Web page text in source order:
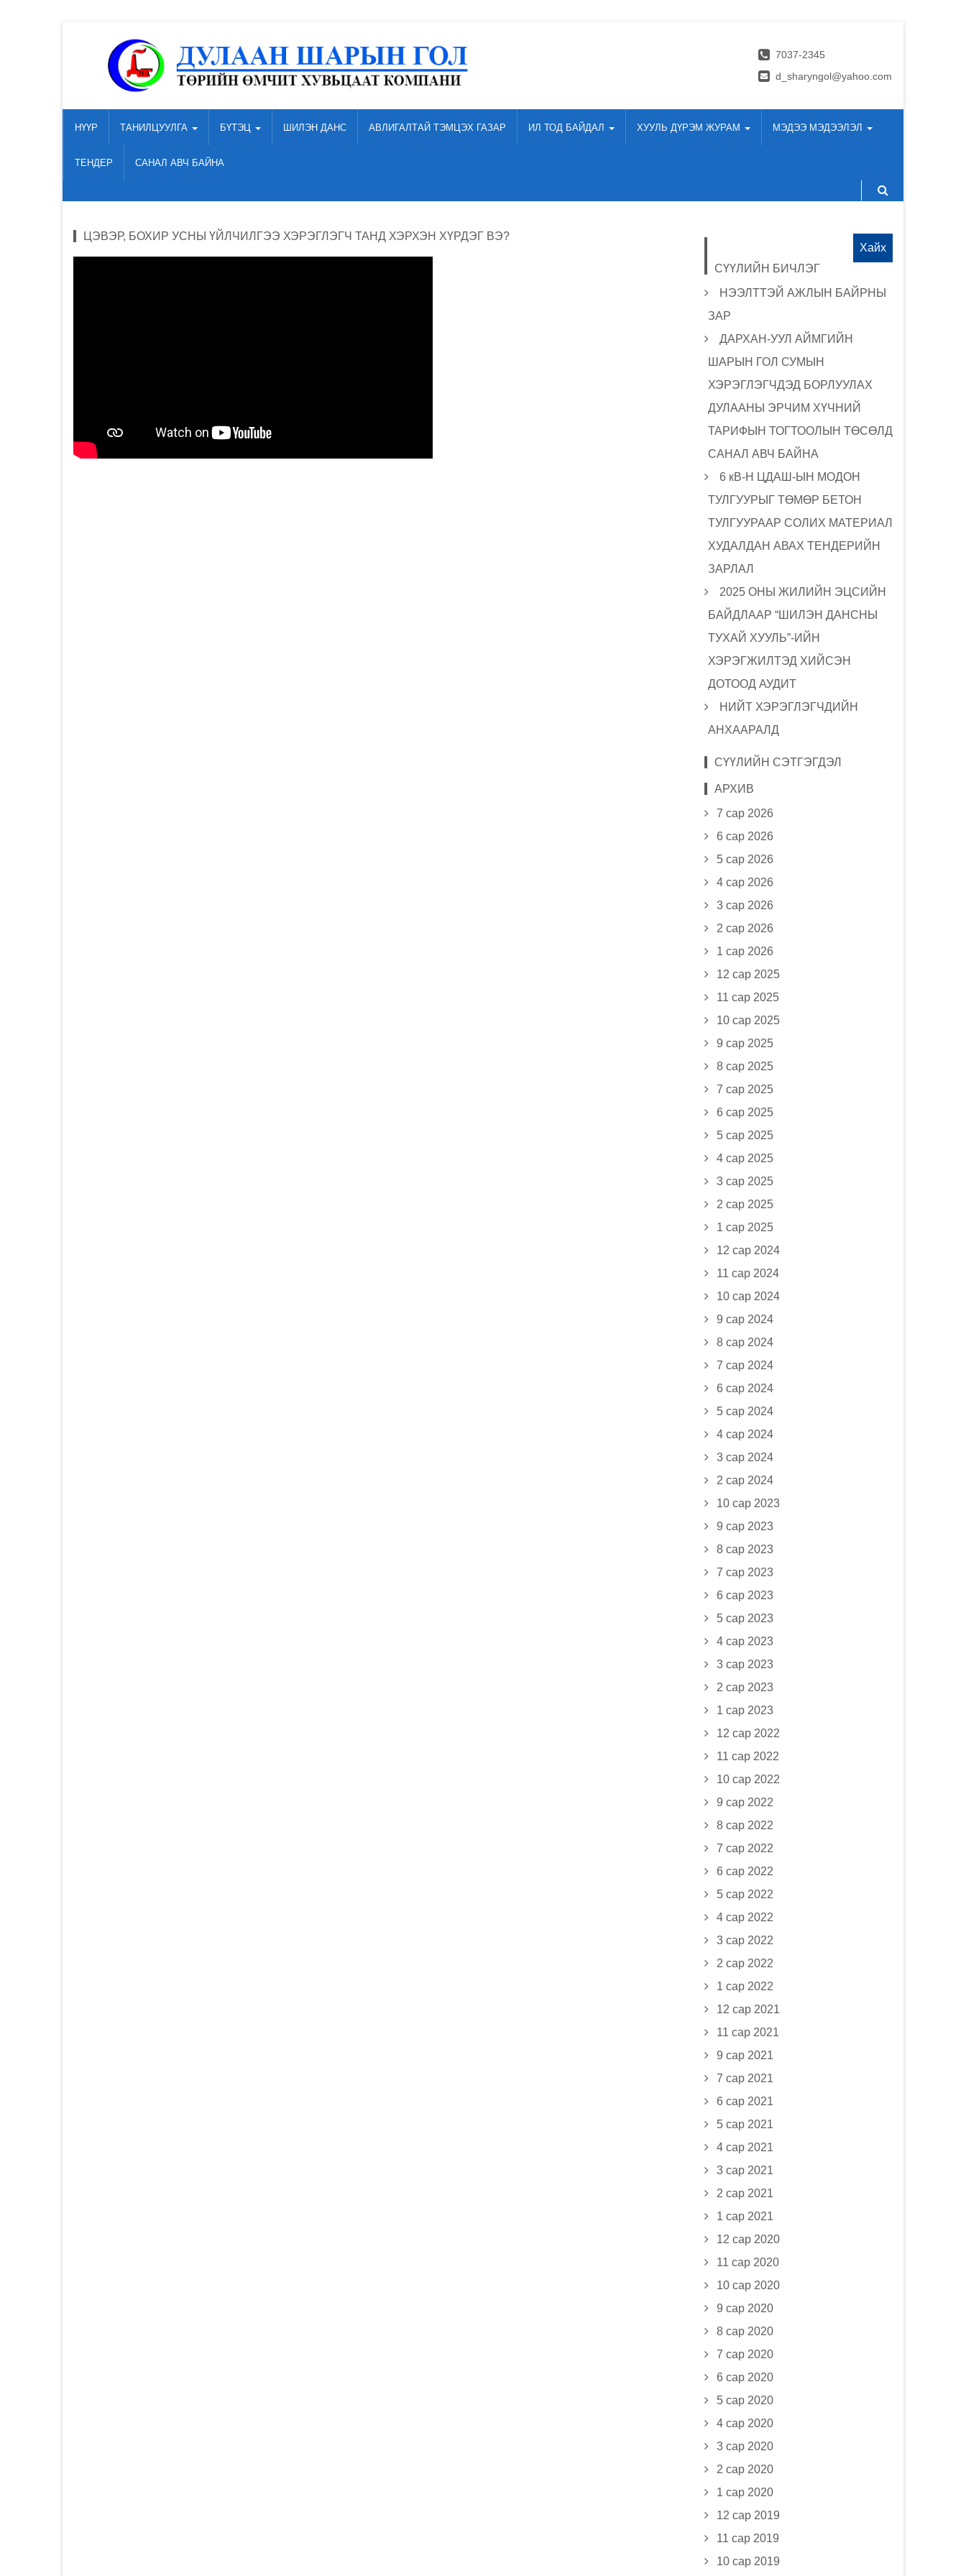
7037-2345
d_sharyngol@yahoo.com
НҮҮР ТАНИЛЦУУЛГА БҮТЭЦ ШИЛЭН ДАНС АВЛИГАЛТАЙ ТЭМЦЭХ ГАЗАР ИЛ ТОД БАЙДАЛ ХУУЛЬ ДҮРЭМ ЖУРАМ МЭДЭЭ МЭДЭЭЛЭЛ
ТЕНДЕР САНАЛ АВЧ БАЙНА
ЦЭВЭР, БОХИР УСНЫ ҮЙЛЧИЛГЭЭ ХЭРЭГЛЭГЧ ТАНД ХЭРХЭН ХҮРДЭГ ВЭ?
СҮҮЛИЙН БИЧЛЭГ
НЭЭЛТТЭЙ АЖЛЫН БАЙРНЫ
ЗАР
ДАРХАН-УУЛ АЙМГИЙН
ШАРЫН ГОЛ СУМЫН
ХЭРЭГЛЭГЧДЭД БОРЛУУЛАХ
ДУЛААНЫ ЭРЧИМ ХҮЧНИЙ
ТАРИФЫН ТОГТООЛЫН ТӨСӨЛД
САНАЛ АВЧ БАЙНА
6 кВ-Н ЦДАШ-ЫН МОДОН
ТУЛГУУРЫГ ТӨМӨР БЕТОН
ТУЛГУУРААР СОЛИХ МАТЕРИАЛ
ХУДАЛДАН АВАХ ТЕНДЕРИЙН
ЗАРЛАЛ
2025 ОНЫ ЖИЛИЙН ЭЦСИЙН
БАЙДЛААР “ШИЛЭН ДАНСНЫ
ТУХАЙ ХУУЛЬ”-ИЙН
ХЭРЭГЖИЛТЭД ХИЙСЭН
ДОТООД АУДИТ
НИЙТ ХЭРЭГЛЭГЧДИЙН
АНХААРАЛД
СҮҮЛИЙН СЭТГЭГДЭЛ
АРХИВ
7 сар 2026
6 сар 2026
5 сар 2026
4 сар 2026
3 сар 2026
2 сар 2026
1 сар 2026
12 сар 2025
11 сар 2025
10 сар 2025
9 сар 2025
8 сар 2025
7 сар 2025
6 сар 2025
5 сар 2025
4 сар 2025
3 сар 2025
2 сар 2025
1 сар 2025
12 сар 2024
11 сар 2024
10 сар 2024
9 сар 2024
8 сар 2024
7 сар 2024
6 сар 2024
5 сар 2024
4 сар 2024
3 сар 2024
2 сар 2024
10 сар 2023
9 сар 2023
8 сар 2023
7 сар 2023
6 сар 2023
5 сар 2023
4 сар 2023
3 сар 2023
2 сар 2023
1 сар 2023
12 сар 2022
11 сар 2022
10 сар 2022
9 сар 2022
8 сар 2022
7 сар 2022
6 сар 2022
5 сар 2022
4 сар 2022
3 сар 2022
2 сар 2022
1 сар 2022
12 сар 2021
11 сар 2021
9 сар 2021
7 сар 2021
6 сар 2021
5 сар 2021
4 сар 2021
3 сар 2021
2 сар 2021
1 сар 2021
12 сар 2020
11 сар 2020
10 сар 2020
9 сар 2020
8 сар 2020
7 сар 2020
6 сар 2020
5 сар 2020
4 сар 2020
3 сар 2020
2 сар 2020
1 сар 2020
12 сар 2019
11 сар 2019
10 сар 2019